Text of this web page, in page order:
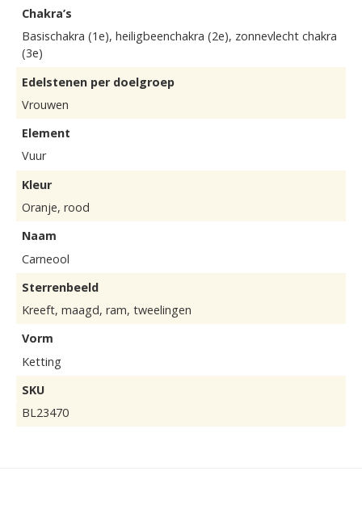
Chakra’s
Basischakra (1e), heiligbeenchakra (2e), zonnevlecht chakra
(3e)
Edelstenen per doelgroep
Vrouwen
Element
Vuur
Kleur
Oranje, rood
Naam
Carneool
Sterrenbeeld
Kreeft, maagd, ram, tweelingen
Vorm
Ketting
SKU
BL23470